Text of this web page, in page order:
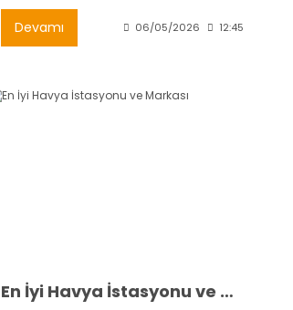
Devamı 06/05/2026 12:45
En İyi Havya İstasyonu ve Markası